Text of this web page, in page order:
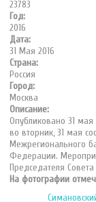
23783
Год:
2016
Дата:
31 Мая 2016
Страна:
Россия
Город:
Москва
Описание:
Опубликовано 31
во вторник, 31 мая
Межрегионального
Федерации.
Председателя
На фотографии